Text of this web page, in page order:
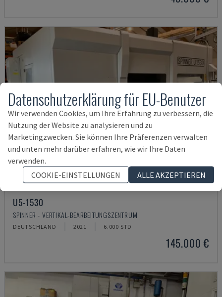
U5-1530
SPINNER - VERTIKAL-BEARBEITUNGSZENTRUM
DEUTSCHLAND 2021 6.000 STD
145.000 €
Datenschutzerklärung für EU-Benutzer
Wir verwenden Cookies, um Ihre Erfahrung zu verbessern, die
Nutzung der Website zu analysieren und zu
Marketingzwecken. Sie können Ihre Präferenzen verwalten
und unten mehr darüber erfahren, wie wir Ihre Daten
verwenden.
COOKIE-EINSTELLUNGEN
ALLE AKZEPTIEREN